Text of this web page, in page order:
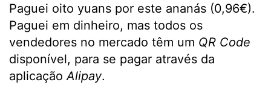
Paguei oito yuans por este ananás (0,96€).
Paguei em dinheiro, mas todos os
vendedores no mercado têm um QR Code
disponível, para se pagar através da
aplicaçãoAlipay.